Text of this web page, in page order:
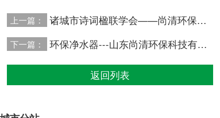
上一篇： 诸城市诗词楹联学会——尚清环保采风作品（二）
下一篇： 环保净水器---山东尚清环保科技有限公司专利
返回列表